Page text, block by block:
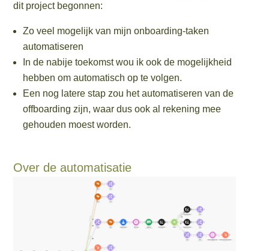
dit project begonnen:
Zo veel mogelijk van mijn onboarding-taken
automatiseren
In de nabije toekomst wou ik ook de mogelijkheid
hebben om automatisch op te volgen.
Een nog latere stap zou het automatiseren van de
offboarding zijn, waar dus ook al rekening mee
gehouden moest worden.
Over de automatisatie